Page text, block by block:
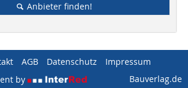
Anbieter finden!
AGB Datenschutz
Impressum
by
Bauverlag.de